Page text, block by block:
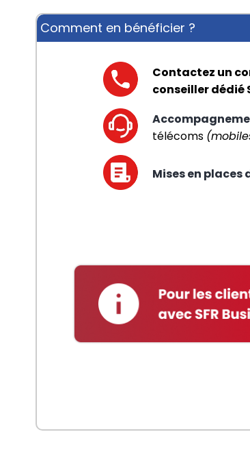
Comment en bénéficier ?
Contactez un
conseiller dédié
télécoms
Mises en places